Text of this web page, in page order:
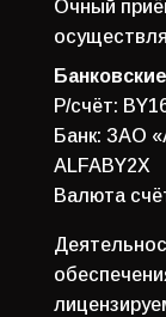
Очный
Р/счёт:
Банк: ЗАО
ALFABY2X
Валюта